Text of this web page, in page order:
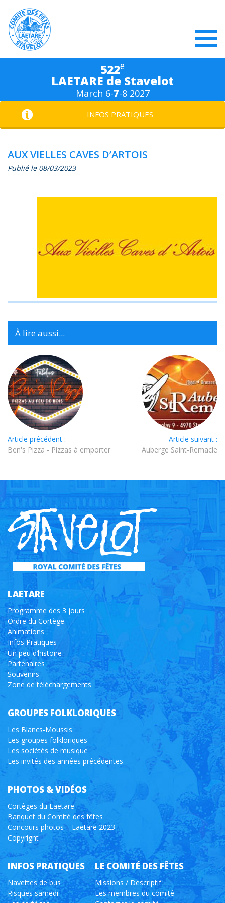
522e
LAETARE de Stavelot
March 6-7-8 2027
INFOS PRATIQUES
AUX VIELLES CAVES D’ARTOIS
Publié le 08/03/2023
À lire aussi...
Article précédent :
Ben's Pizza - Pizzas à emporter
Article suivant :
Auberge Saint-Remacle
LAETARE
Programme des 3 jours
Ordre du Cortège
Animations
Infos Pratiques
Un peu d’histoire
Partenaires
Souvenirs
Zone de téléchargements
GROUPES FOLKLORIQUES
Les Blancs-Moussis
Les groupes folkloriques
Les sociétés de musique
Les invités des années précédentes
PHOTOS & VIDÉOS
Cortèges du Laetare
Banquet du Comité des fêtes
Concours photos – Laetare 2023
Copyright
INFOS PRATIQUES
Navettes de bus
Risques samedi
LE COMITÉ DES FÊTES
Missions / Descriptif
Les membres du comité